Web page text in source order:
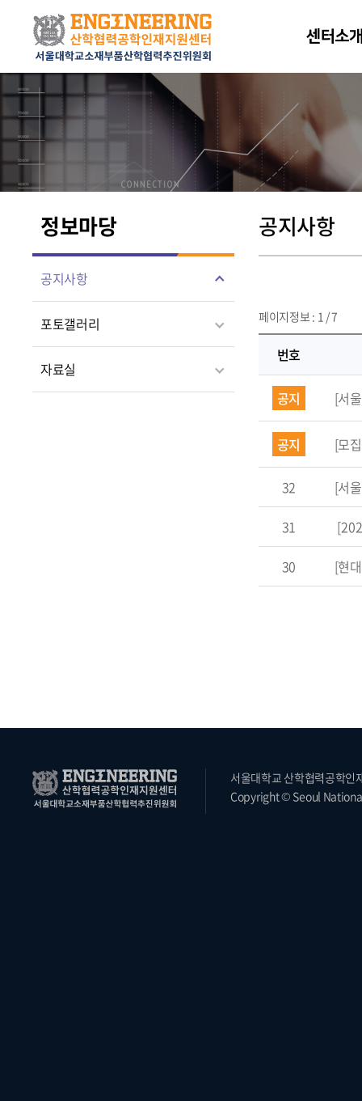
센터소
정보마당
공지사항
포토갤러리
자료실
공지사항
페이지정보 : 1 / 7
번호
공지 [서
공지 [모
32 [서
31
30 [현
서울대학교 산학협력공학
Copyright © Seoul